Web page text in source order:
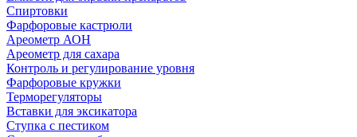
Спиртовки
Фарфоровые кастрюли
Ареометр АОН
Ареометр для сахара
Контроль и регулирование уровня
Фарфоровые кружки
Терморегуляторы
Вставки для эксикатора
Ступка с пестиком